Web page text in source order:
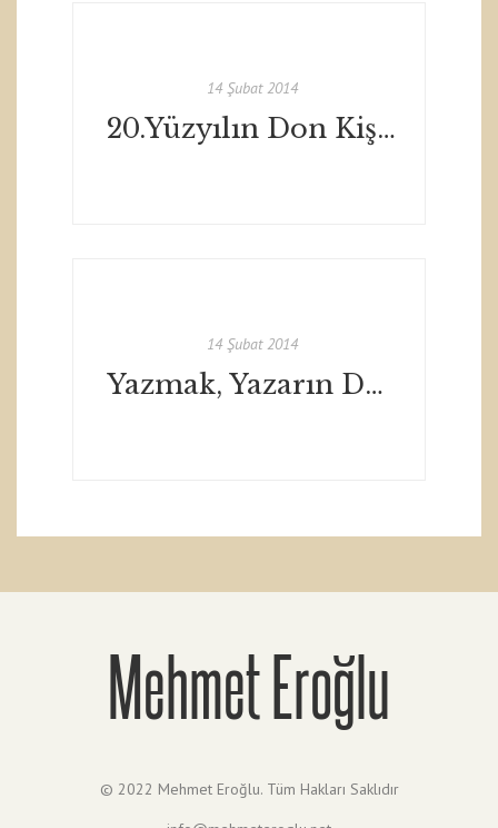
14 Şubat 2014
20.Yüzyılın Don Kişot'u: Morel
14 Şubat 2014
Yazmak, Yazarın Duruşu, Roman, Sanat
Mehmet Eroğlu
© 2022 Mehmet Eroğlu. Tüm Hakları Saklıdır